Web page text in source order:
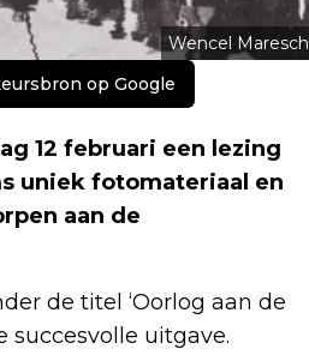
Wencel Maresch
op Google
12 februari een lezing
uniek fotomateriaal en
aan de
de titel ‘Oorlog aan de
succesvolle uitgave.